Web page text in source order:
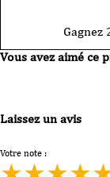
Gagnez
Vous avez aimé ce
Laissez un avis
Votre note :